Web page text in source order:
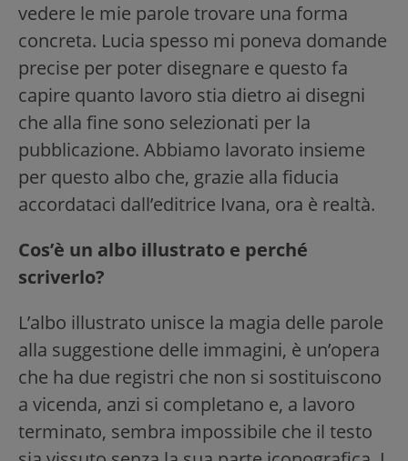
vedere le mie parole trovare una forma
concreta. Lucia spesso mi poneva domande
precise per poter disegnare e questo fa
capire quanto lavoro stia dietro ai disegni
che alla fine sono selezionati per la
pubblicazione. Abbiamo lavorato insieme
per questo albo che, grazie alla fiducia
accordataci dall’editrice Ivana, ora è realtà.
Cos’è un albo illustrato e perché
scriverlo?
L’albo illustrato unisce la magia delle parole
alla suggestione delle immagini, è un’opera
che ha due registri che non si sostituiscono
a vicenda, anzi si completano e, a lavoro
terminato, sembra impossibile che il testo